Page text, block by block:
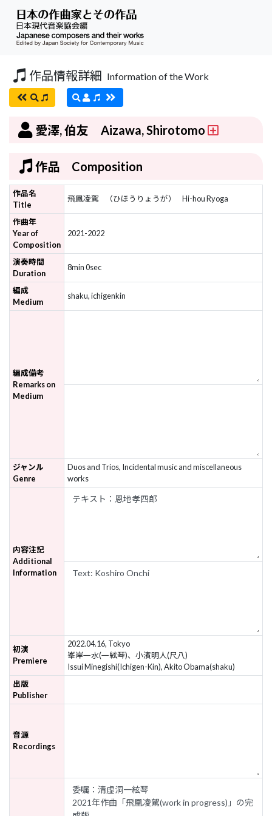
作品情報詳細 Information of the Work
愛澤, 伯友 Aizawa, Shirotomo
作品 Composition
作品名
Title
飛鳳凌駕 （ひほうりょうが） Hi-hou Ryoga
作曲年
Year of
Composition
2021-2022
演奏時間
Duration
8min 0sec
編成
Medium
shaku, ichigenkin
編成備考
Remarks on
Medium
ジャンル
Genre
Duos and Trios, Incidental music and miscellaneous
works
内容注記
Additional
Information
初演
Premiere
2022.04.16, Tokyo
峯岸一水(一絃琴)、小濱明人(尺八)
Issui Minegishi(Ichigen-Kin), Akito Obama(shaku)
出版
Publisher
音源
Recordings